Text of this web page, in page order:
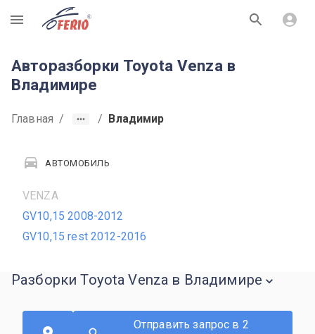
R
Авторазборки Toyota Venza в
Владимире
Главная / / Владимир
АВТОМОБИЛЬ
VENZA
GV10,15 2008-2012
GV10,15 rest 2012-2016
Разборки Toyota Venza в Владимире
Отправить запрос в 2